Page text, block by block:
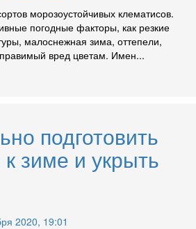
морозоустойчивых клематисов.
погодные факторы, как резкие
малоснежная зима, оттепели,
вред цветам. Имен...
подготовить
зиме и укрыть
2020, 19:01